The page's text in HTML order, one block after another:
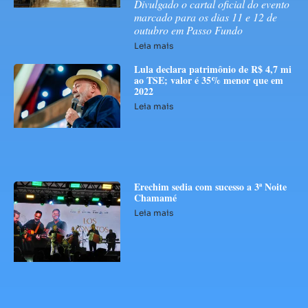
Divulgado o cartal oficial do evento
marcado para os dias 11 e 12 de
outubro em Passo Fundo
Leia mais
Lula declara patrimônio de R$ 4,7 mi
ao TSE; valor é 35% menor que em
2022
Leia mais
Erechim sedia com sucesso a 3ª Noite
Chamamé
Leia mais